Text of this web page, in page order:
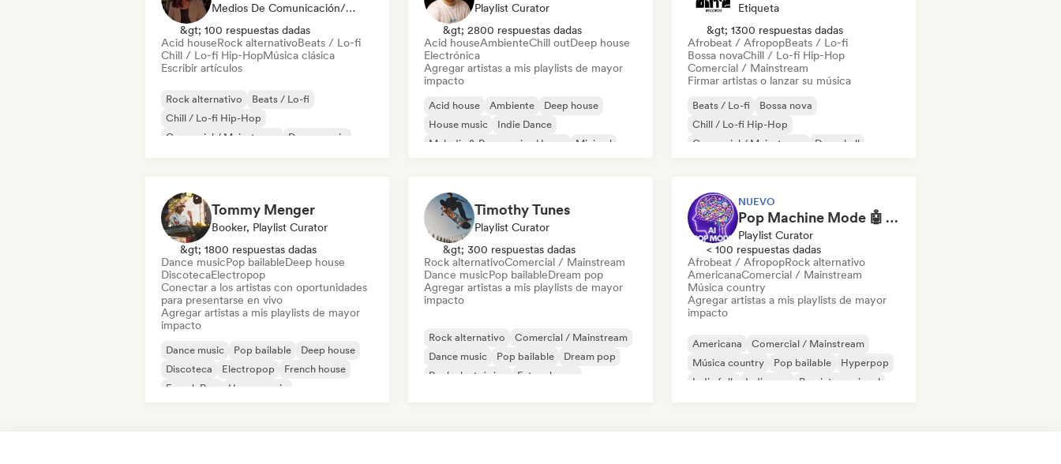
Medios De Comunicación/Periodista
&gt; 100 respuestas dadas
Acid houseRock alternativoBeats / Lo-fi
Chill / Lo-fi Hip-HopMúsica clásica
Escribir artículos
Rock alternativo
Beats / Lo-fi
Chill / Lo-fi Hip-Hop
Comercial / Mainstream
Dance music
Playlist Curator
&gt; 2800 respuestas dadas
Acid houseAmbienteChill outDeep house
Electrónica
Agregar artistas a mis playlists de mayor
impacto
Acid house Ambiente
Deep house
House music
Indie Dance
Melodic & Progressive House
Minimal
Etiqueta
&gt; 1300 respuestas dadas
Afrobeat / AfropopBeats / Lo-fi
Bossa novaChill / Lo-fi Hip-Hop
Comercial / Mainstream
Firmar artistas o lanzar su música
Beats / Lo-fi
Bossa nova
Chill / Lo-fi Hip-Hop
Comercial / Mainstream
Dancehall
Tommy Menger
Booker, Playlist Curator
&gt; 1800 respuestas dadas
Dance musicPop bailableDeep house
DiscotecaElectropop
Conectar a los artistas con oportunidades
para presentarse en vivo
Agregar artistas a mis playlists de mayor
impacto
Dance music Pop bailable
Deep house
Discoteca
Electropop
French house
French Pop
House music
Timothy Tunes
Playlist Curator
&gt; 300 respuestas dadas
Rock alternativoComercial / Mainstream
Dance musicPop bailableDream pop
Agregar artistas a mis playlists de mayor
impacto
Rock alternativo
Comercial / Mainstream
Dance music
Pop bailable
Dream pop
Rock electrónico
Future house
NUEVO
Pop Machine Mode 🤖 AI Music, Indie Pop & Dream Pop
Playlist Curator
< 100 respuestas dadas
Afrobeat / AfropopRock alternativo
AmericanaComercial / Mainstream
Música country
Agregar artistas a mis playlists de mayor
impacto
Americana
Comercial / Mainstream
Música country
Pop bailable
Hyperpop
Indie folk
Indie pop Pop internacional